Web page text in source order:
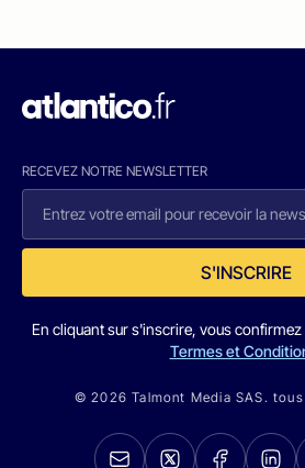
RECEVEZ NOTRE NEWSLETTER
S'INSCRIRE
En cliquant sur s'inscrire, vous
Termes et
© 2026 Talmont Media SAS.